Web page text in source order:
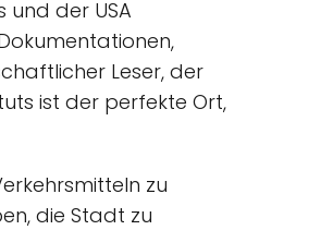
und der USA
Leser, der
ist der perfekte Ort,
zu
die Stadt zu